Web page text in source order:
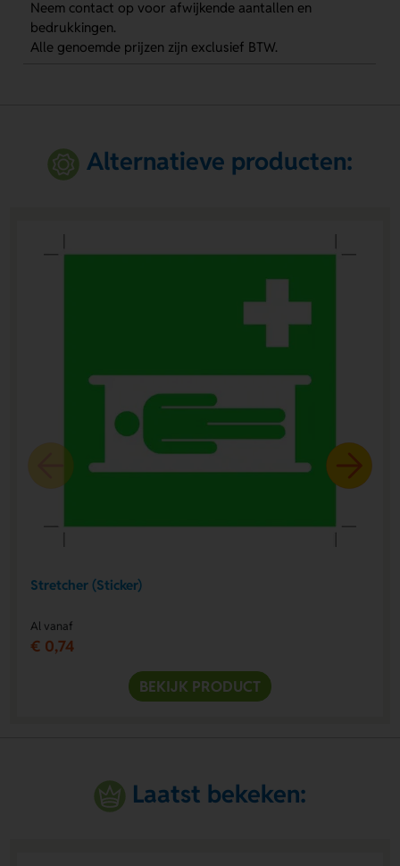
Neem contact op voor afwijkende aantallen en
bedrukkingen.
Alle genoemde prijzen zijn exclusief BTW.
Alternatieve producten:
Stretcher (Sticker)
Al vanaf
€ 0,74
BEKIJK PRODUCT
Laatst bekeken: